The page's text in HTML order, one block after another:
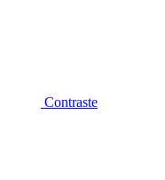
Contraste